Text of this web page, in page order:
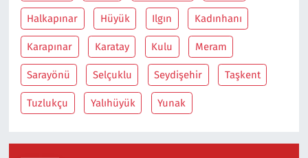
Halkapınar Hüyük Ilgın Kadınhanı
Karapınar Karatay Kulu Meram
Sarayönü Selçuklu Seydişehir Taşkent
Tuzlukçu Yalıhüyük Yunak